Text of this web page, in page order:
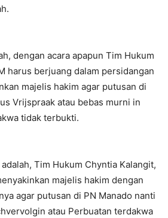
dengan acara apapun Tim Hukum
harus berjuang dalam persidangan
majelis hakim agar putusan di
Vrijspraak atau bebas murni in
tidak terbukti.
Tim Hukum Chyntia Kalangit,
majelis hakim dengan
agar putusan di PN Manado nanti
atau Perbuatan terdakwa